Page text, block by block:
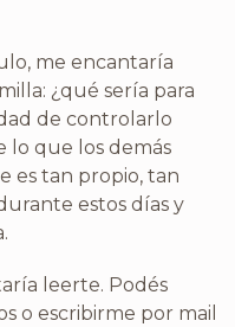
me encantaría
¿qué sería para
de controlarlo
lo que los demás
es tan propio, tan
estos días y
leerte. Podés
o escribirme por mail